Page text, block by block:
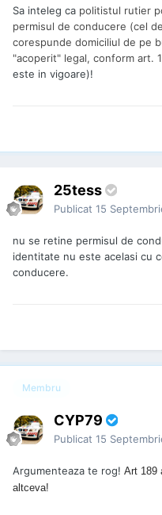
Sa inteleg ca politistul rutier
permisul de conducere (cel
corespunde domiciliul de pe
"acoperit" legal, conform art.
este in vigoare)!
25tess
Publicat 15
nu se retine permisul de
identitate nu este acelasi cu
conducere.
Membru
CYP79
Publicat 15
Argumenteaza te rog! Art 189
altceva!